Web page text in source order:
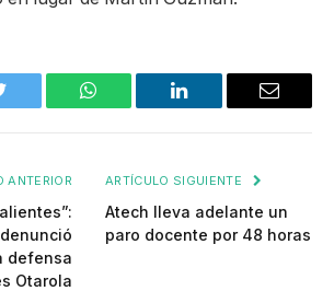
WhatsApp LinkedIn Email
ANTERIOR
defensa
Otarola
ARTÍCULO SIGUIENTE
Atech lleva adelante un
paro docente por 48 horas